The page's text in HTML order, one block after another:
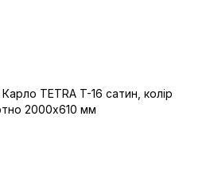
TETRA T-16 cатин, колір
2000х610 мм